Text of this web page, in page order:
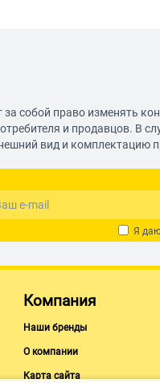
собой право изменять
и продавцов. В
вид и комплектацию
Я
Компания
Наши бренды
О компании
Карта сайта